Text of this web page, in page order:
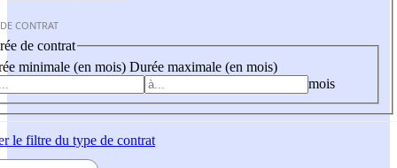
CONTRAT
de contrat
minimale (en mois) Durée maximale (en mois)
mois
le filtre du type de contrat